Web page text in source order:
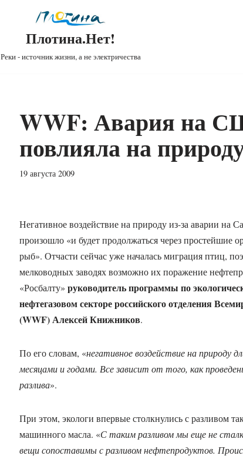
Плотина.Нет!
Реки - источник жизни, а не электричества
WWF: Авария на
повлияла на
19 августа 2009
Негативное воздействие на природу из-за аварии
произошло «и будет продолжаться через простейшие
рыб». Отчасти сейчас уже началась миграция птиц,
мелководных заводях возможно их поражение
«Росбалту» руководитель программы по
нефтегазовом секторе российского отделения
(WWF) Алексей Книжников.
По его словам, «негативное воздействие на природу
месяцами и годами. Все зависит от того, как
разлива».
При этом, экологи впервые столкнулись с разливом
машинного масла. «С таким разливом мы еще не
вещи сопоставимы с разливом нефтепродуктов.